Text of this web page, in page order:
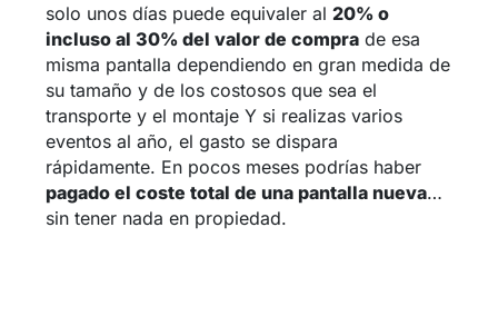
solo unos días puede equivaler al 20% o
incluso al 30% del valor de comprade esa
misma pantalla dependiendo en gran medida de
su tamaño y de los costosos que sea el
transporte y el montaje Y si realizas varios
eventos al año, el gasto se dispara
rápidamente. En pocos meses podrías haber
pagado el coste total de una pantalla nueva…
sin tener nada en propiedad.